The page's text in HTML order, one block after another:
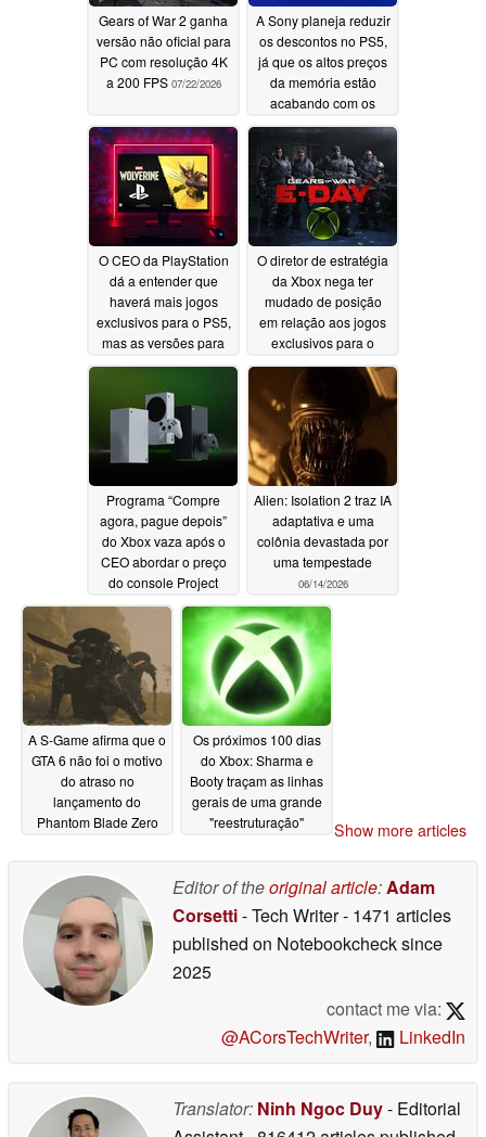
Gears of War 2 ganha
versão não oficial para
PC com resolução 4K
a 200 FPS 07/22/2026
A Sony planeja reduzir
os descontos no PS5,
já que os altos preços
da memória estão
acabando com os
lucros do console
06/20/2026
O CEO da PlayStation
dá a entender que
haverá mais jogos
exclusivos para o PS5,
mas as versões para
PC continuarão sendo
O diretor de estratégia
da Xbox nega ter
mudado de posição
em relação aos jogos
exclusivos para o
console, mesmo diante
de dúvidas sobre os
lucros06/17/2026
Programa “Compre
agora, pague depois”
do Xbox vaza após o
CEO abordar o preço
do console Project
Helix06/16/2026
Alien: Isolation 2 traz IA
adaptativa e uma
colônia devastada por
uma tempestade
06/14/2026
A S-Game afirma que o
GTA 6 não foi o motivo
do atraso no
lançamento do
Phantom Blade Zero
Os próximos 100 dias
do Xbox: Sharma e
Booty traçam as linhas
gerais de uma grande
"reestruturação"
Show more articles
Editor of theoriginal article:Adam
Corsetti- Tech Writer- 1471 articles
published on Notebookchecksince
2025
contact me via:
@ACorsTechWriter, LinkedIn
Translator: Ninh Ngoc Duy- Editorial